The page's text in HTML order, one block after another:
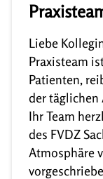
Liebe
Praxisteam
Patienten,
der täglichen
Ihr Team
des FVDZ
Atmosphäre